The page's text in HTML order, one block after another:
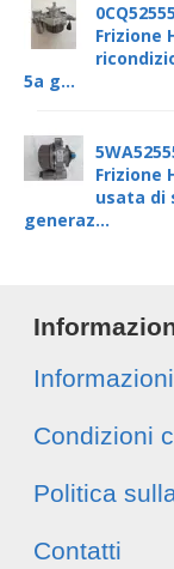
Frizione
5a g...
Frizione
usata di
generaz...
Condizioni
Politica
Contatti